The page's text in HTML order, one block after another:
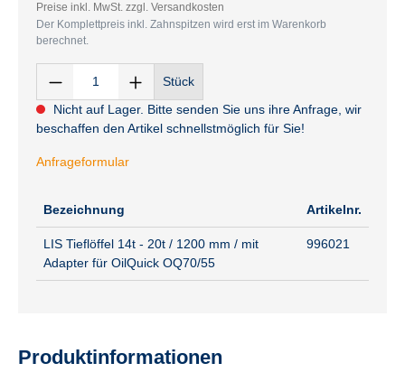
Preise inkl. MwSt. zzgl. Versandkosten
Der Komplettpreis inkl. Zahnspitzen wird erst im Warenkorb
berechnet.
Stück
Nicht auf Lager. Bitte senden Sie uns ihre Anfrage, wir
beschaffen den Artikel schnellstmöglich für Sie!
Anfrageformular
Bezeichnung Artikelnr.
LIS Tieflöffel 14t - 20t / 1200 mm / mit
Adapter für OilQuick OQ70/55
996021
Produktinformationen